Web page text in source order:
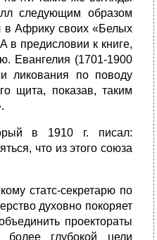
следующим образом
в Африку своих «Белых
предисловии к книге,
Евангелия (1701-1900
ликования по поводу
щита, показав, таким
в 1910 г. писал:
что из этого союза
статс-секретарю по
духовно покоряет
проектораты
глубокой цели